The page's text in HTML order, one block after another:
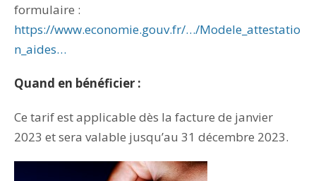
formulaire :
https://www.economie.gouv.fr/…/Modele_attestatio
n_aides…
Quand en bénéficier :
Ce tarif est applicable dès la facture de janvier
2023 et sera valable jusqu’au 31 décembre 2023.